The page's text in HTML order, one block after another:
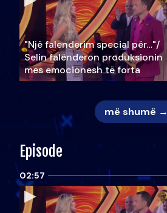
"Një falenderim special për…"/
Selin falënderon produksionin
mes emocionesh të forta
më shumë →
Episode
02:57